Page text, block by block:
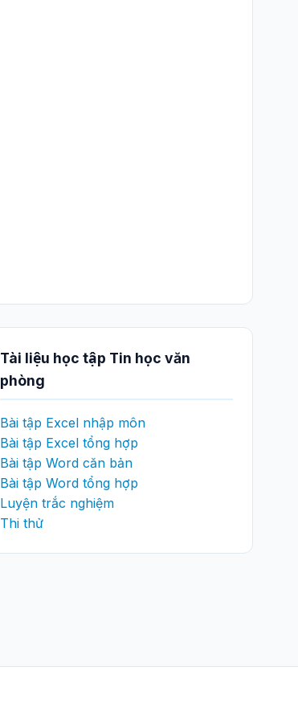
Tài liệu học tập Tin học văn
phòng
Bài tập Excel nhập môn
Bài tập Excel tổng hợp
Bài tập Word căn bản
Bài tập Word tổng hợp
Luyện trắc nghiệm
Thi thử